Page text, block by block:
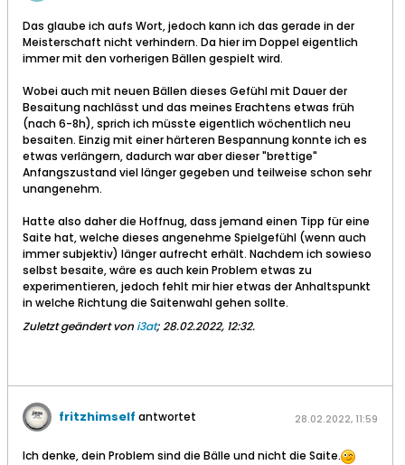
Das glaube ich aufs Wort, jedoch kann ich das gerade in der
Meisterschaft nicht verhindern. Da hier im Doppel eigentlich
immer mit den vorherigen Bällen gespielt wird.
Wobei auch mit neuen Bällen dieses Gefühl mit Dauer der
Besaitung nachlässt und das meines Erachtens etwas früh
(nach 6-8h), sprich ich müsste eigentlich wöchentlich neu
besaiten. Einzig mit einer härteren Bespannung konnte ich es
etwas verlängern, dadurch war aber dieser "brettige"
Anfangszustand viel länger gegeben und teilweise schon sehr
unangenehm.
Hatte also daher die Hoffnug, dass jemand einen Tipp für eine
Saite hat, welche dieses angenehme Spielgefühl (wenn auch
immer subjektiv) länger aufrecht erhält. Nachdem ich sowieso
selbst besaite, wäre es auch kein Problem etwas zu
experimentieren, jedoch fehlt mir hier etwas der Anhaltspunkt
in welche Richtung die Saitenwahl gehen sollte.
Zuletzt geändert von i3at;28.02.2022, 12:32.
fritzhimself antwortet 28.02.2022, 11:59
Ich denke, dein Problem sind die Bälle und nicht die Saite.